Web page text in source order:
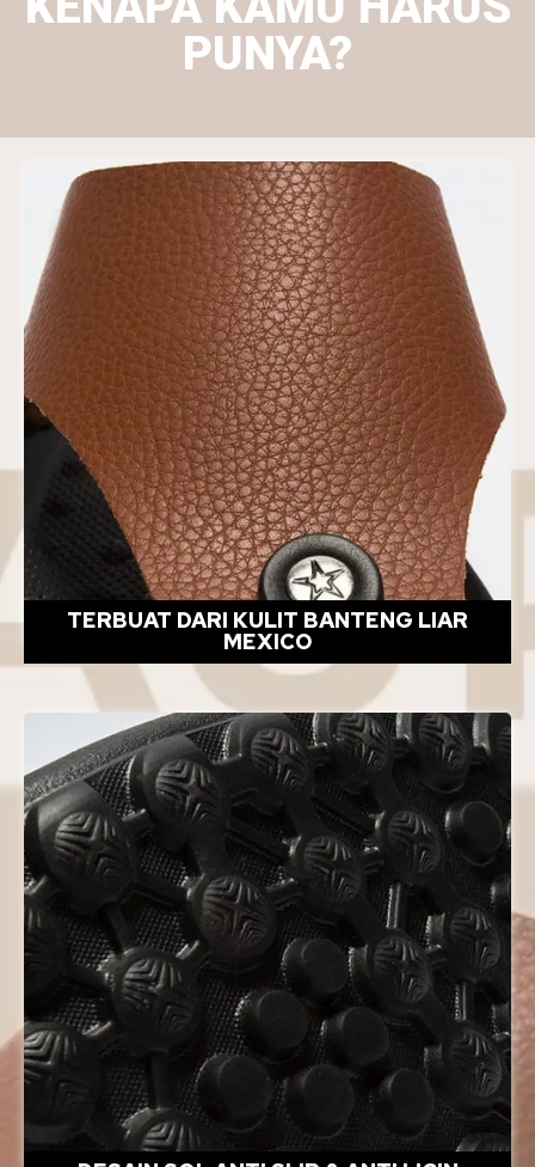
PUNYA?
TERBUAT DARI KULIT BANTENG LIAR
MEXICO